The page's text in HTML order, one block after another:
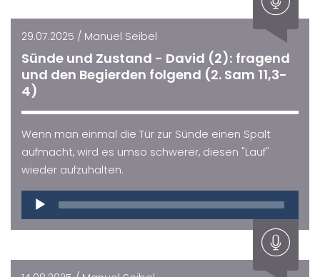
29.07.2025 / Manuel Seibel
Sünde und Zustand - David (2): fragend
und den Begierden folgend (2. Sam 11,3-
4)
Wenn man einmal die Tür zur Sünde einen Spalt
aufmacht, wird es umso schwerer, diesen "Lauf"
wieder aufzuhalten.
Audio
Player